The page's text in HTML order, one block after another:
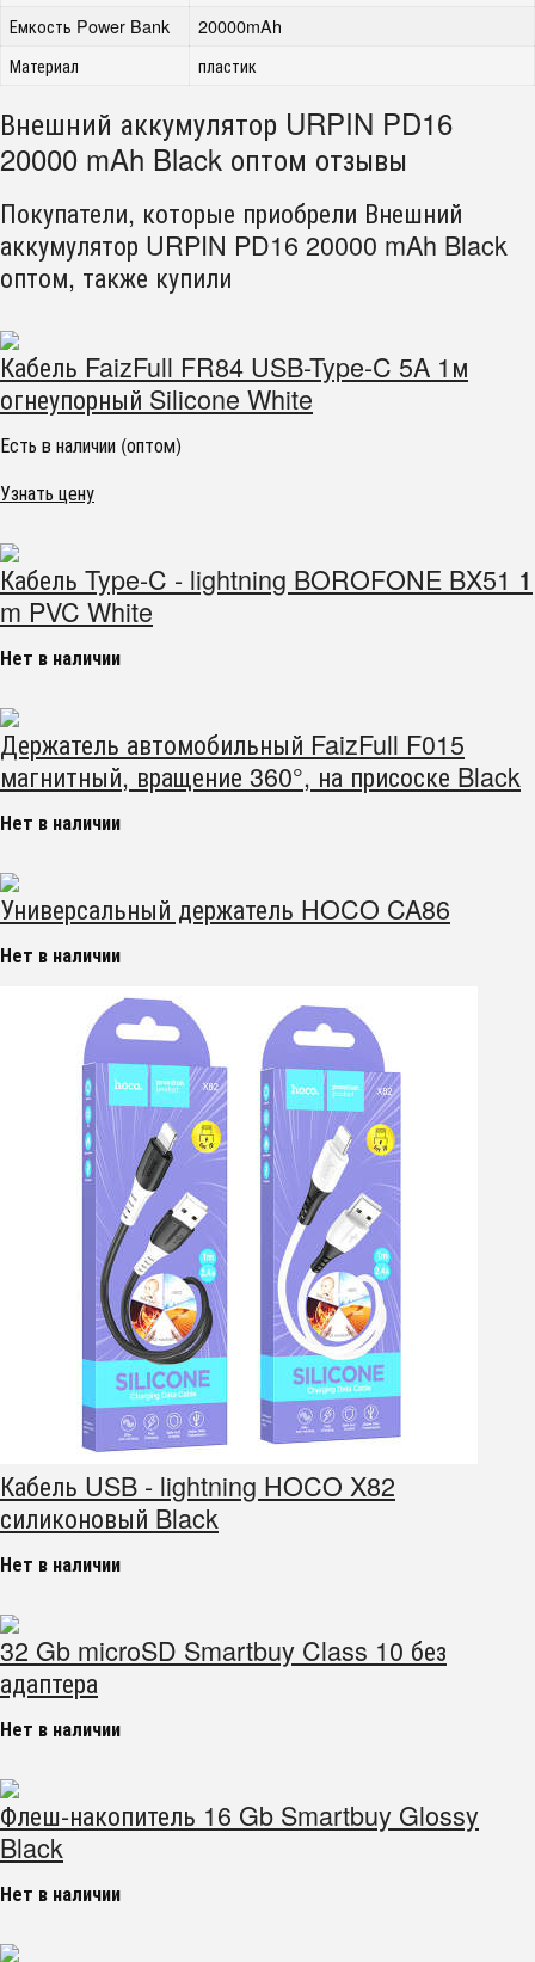
Емкость Power Bank
20000mAh
Материал
пластик
Внешний аккумулятор URPIN PD16
20000 mAh Black оптом отзывы
Покупатели, которые приобрели Внешний
аккумулятор URPIN PD16 20000 mAh Black
оптом, также купили
Кабель FaizFull FR84 USB-Type-C 5A 1м
огнеупорный Silicone White
Есть в наличии (оптом)
Узнать цену
Кабель Type-C - lightning BOROFONE BX51 1
m PVC White
Нет в наличии
Держатель автомобильный FaizFull F015
магнитный, вращение 360°, на присоске Black
Нет в наличии
Универсальный держатель HOCO CA86
Нет в наличии
Кабель USB - lightning HOCO X82
силиконовый Black
Нет в наличии
32 Gb microSD Smartbuy Class 10 без
адаптера
Нет в наличии
Флеш-накопитель 16 Gb Smartbuy Glossy
Black
Нет в наличии